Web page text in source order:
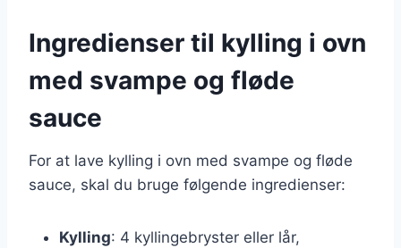
Ingredienser til kylling i ovn
med svampe og fløde
sauce
For at lave kylling i ovn med svampe og fløde
sauce, skal du bruge følgende ingredienser:
Kylling: 4 kyllingebryster eller lår,